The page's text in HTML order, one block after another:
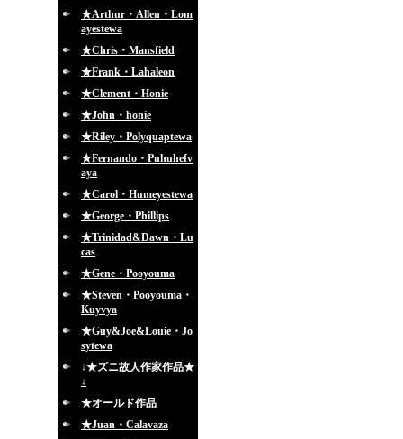
★Arthur・Allen・Lom
ayestewa
★Chris・Mansfield
★Frank・Lahaleon
★Clement・Honie
★John・honie
★Riley・Polyquaptewa
★Fernando・Puhuhefv
aya
★Carol・Humeyestewa
★George・Phillips
★Trinidad&Dawn・Lu
cas
★Gene・Pooyouma
★Steven・Pooyouma・
Kuyvya
★Guy&Joe&Louie・Jo
sytewa
↓★ズニ故人作家作品★
↓
★オールド作品
★Juan・Calavaza